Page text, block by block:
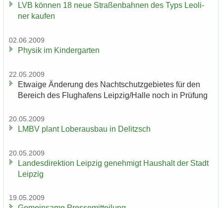
LVB kön­nen 18 neue Stra­ßen­bah­nen des Typs Leo­li­
ner kau­fen
02.06.2009
Phy­sik im Kin­der­gar­ten
22.05.2009
Et­wa­ige Än­de­rung des Nacht­schutz­ge­bie­tes für den
Be­reich des Flug­ha­fens Leip­zig/Halle noch in Prü­fung
20.05.2009
LMBV plant Lober­aus­bau in De­litzsch
20.05.2009
Lan­des­di­rek­ti­on Leip­zig ge­neh­migt Haus­halt der Stadt
Leip­zig
19.05.2009